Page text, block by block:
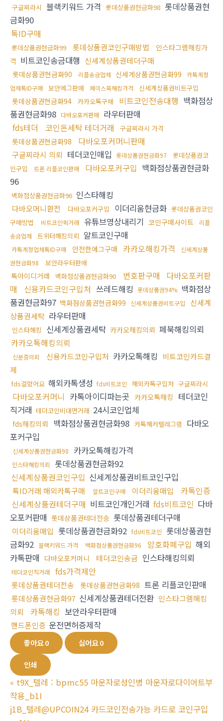
구글찌라시 블랙키워드 가격 롯데상품권현금화98 롯데상품권현
금화90
톡ID구매
롯데상품권현금화99 롯데상품권코인구매방법
인스타그램해킹가
격 비트코인송금대행 신세계상품권테더구매
롯데상품권현금화90 리플송금업체 신세계상품권현금화99
카톡계정
업체톡ID구매
보안에그판매 페이스북해킹가격 신세계상품권비트구입
롯데상품권현금화94 카카오톡구매 비트코인전송대행 백화점상
품권현금화98 다바오포커판매 라우터판매
fds테더
코인돈세탁 테더거래 구글찌라시 가격
롯데상품권현금화98 다바오포커머니판매
구글찌라시 의뢰 테더코인매입 롯데상품권현금화97
롯데상품권코
인구입
트론 리플코인판매 다바오포커구입 백화점상품권현금화
96
백화점상품권현금화96 인스타해킹
다바오머니환전 다바오포커구입 이더리움현금화 롯데상품권코인
구매방법
비트코인퀵거래 유튜브영상내리기 코인구매사이트
리플
송금업체
트위터해킹의뢰 알트코인구매
카톡계정업체톡ID구매 안전한에그구매 카카오해킹가격
신세계상품
권현금화98
보안라우터판매
톡아이디거래 백화점상품권현금화90 번호판구매
다바오포커판
매
신용카드코인구입처 쓰레드해킹 롯데상품권94% 백화점상
품권현금화97 백화점상품권현금화99 신세계상품권비트구입
신세계
상품권세탁 라우터판매
인스타해킹 신세계상품권세탁 카카오해킹의뢰 페북해킹의뢰
카카오톡해킹의뢰
신분증의뢰 신용카드코인구입처 카카오톡해킹 비트코인카드결
제
fds걸렸어요 해외카톡생성 fds비트코인 해외카톡구입처 구글찌라시
다바오포커머니 카톡아이디파는곳 카카오톡해킹 테더코인
직거래 테더코인비대면거래 24시코인업체
fds해킹의뢰 백화점상품권현금화98 카톡해커텔레그램
다바오
포커구입
신세계상품권현금화98 카카오톡해킹가격
인스타해킹의뢰
롯데상품권현금화92
신세계상품권코인구입 신세계상품권비트코인구입
톡ID거래 해외카톡구매 알트코인구매 이더리움매입
카톡인증
신세계상품권테더구매 비트코인개인거래 fds비트코인 다바
오포커판매 롯데상품권테더전송 롯데상품권테더구매
이더리움매입 롯데상품권현금화92 fds비트코인
롯데상품권현
금화92 블랙키워드 가격 백화점상품권현금화96 암호화폐구입 해외
카톡판매 다바오포커머니 테더코인송금 인스타해킹의뢰
테더코인직거래 fds가격제안
롯데상품권테더전송 롯데상품권현금화98 트론 리플코인판매
롯데상품권현금화97 신세계상품권테더전환 인스타그램해킹
의뢰
카톡해킹 보안라우터판매
핸드폰인증 운전면허증제작
좋아요0 싫어요0
인쇄
« t9X_텔레 : bpmc55 마운자로성인병 마운자로다이어트부
작용_b1I
j1B_텔레@UPCOIN24 카드코인전송가능 카드로 코인구입